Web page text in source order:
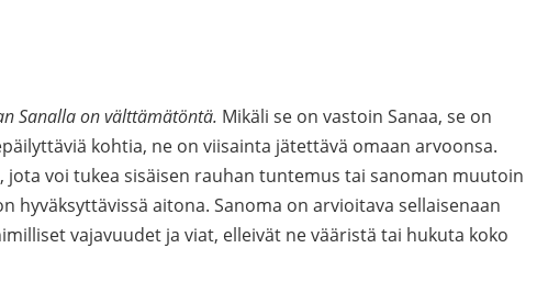
Sanalla on välttämätöntä. Mikäli se on vastoin Sanaa, se on
kohtia, ne on viisainta jätettävä omaan arvoonsa.
jota voi tukea sisäisen rauhan tuntemus tai sanoman muutoin
hyväksyttävissä aitona. Sanoma on arvioitava sellaisenaan
vajavuudet ja viat, elleivät ne vääristä tai hukuta koko